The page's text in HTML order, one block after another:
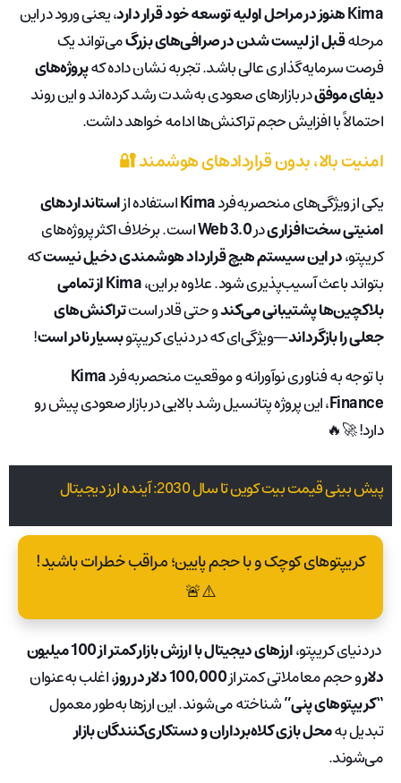
Kima هنوز در مراحل اولیه توسعه خود قرار دارد
، یعنی ورود در این
مرحلهقبل از لیست شدن در صرافی‌های بزرگمی‌تواند یک
فرصت سرمایه‌گذاری عالی باشد. تجربه نشان داده کهپروژه‌های
دیفای موفقدر بازارهای صعودی به‌شدت رشد کرده‌اند و این روند
احتمالاً با افزایش حجم تراکنش‌ها ادامه خواهد داشت.
امنیت بالا، بدون قراردادهای هوشمند 🔐
یکی از ویژگی‌های منحصربه‌فردKimaاستفاده ازاستانداردهای
امنیتی سخت‌افزاریدرWeb 3.0است. برخلاف اکثر پروژه‌های
کریپتو،در این سیستم هیچ قرارداد هوشمندی دخیل نیستکه
بتواند باعث آسیب‌پذیری شود. علاوه بر این،
Kima از تمامی
بلاکچین‌ها پشتیبانی می‌کندو حتی قادر استتراکنش‌های
جعلی را بازگرداند—ویژگی‌ای که در دنیای کریپتوبسیار نادر است!
با توجه به فناوری نوآورانه و موقعیت منحصربه‌فردKima
Finance، این پروژه پتانسیل رشد بالایی در بازار صعودی پیش رو
دارد! 🚀🔥
پیش بینی قیمت بیت کوین تا سال 2030: آینده ارز دیجیتال
کریپتوهای کوچک و با حجم پایین؛ مراقب خطرات باشید!
⚠️🚨
در دنیای کریپتو،
ارزهای دیجیتال با ارزش بازار کمتر از 100 میلیون
دلارو حجم معاملاتی کمتر از100,000 دلار در روز
، اغلب به‌عنوان
“کریپتوهای پنی”شناخته می‌شوند. این ارزها به‌طور معمول
تبدیل بهمحل بازی کلاه‌برداران و دستکاری‌کنندگان بازار
می‌شوند.